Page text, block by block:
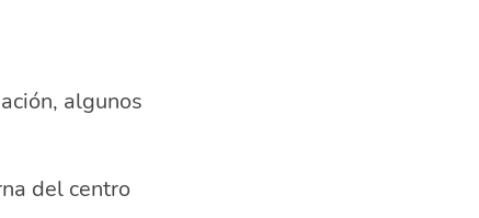
algunos
del centro